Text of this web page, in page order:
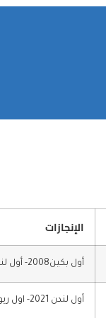
الإنجازات
أول بكين2008- أول لندن2012- أول ريو2016 –تاني طوكيو 2020
أول لندن 2021- اول ريو 2016